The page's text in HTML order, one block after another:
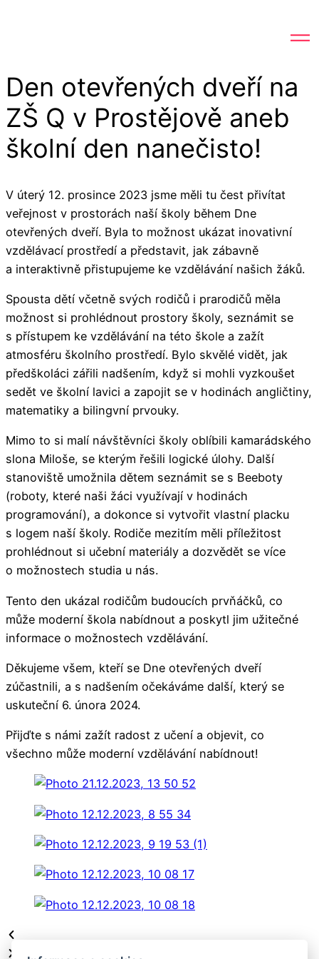
Den otevřených dveří na
ZŠ Q v Prostějově aneb
školní den nanečisto!
V úterý 12. prosince 2023 jsme měli tu čest přivítat
veřejnost v prostorách naší školy během Dne
otevřených dveří. Byla to možnost ukázat inovativní
vzdělávací prostředí a představit, jak zábavně
a interaktivně přistupujeme ke vzdělávání našich žáků.
Spousta dětí včetně svých rodičů i prarodičů měla
možnost si prohlédnout prostory školy, seznámit se
s přístupem ke vzdělávání na této škole a zažít
atmosféru školního prostředí. Bylo skvělé vidět, jak
předškoláci zářili nadšením, když si mohli vyzkoušet
sedět ve školní lavici a zapojit se v hodinách angličtiny,
matematiky a bilingvní prvouky.
Mimo to si malí návštěvníci školy oblíbili kamarádského
slona Miloše, se kterým řešili logické úlohy. Další
stanoviště umožnila dětem seznámit se s Beeboty
(roboty, které naši žáci využívají v hodinách
programování), a dokonce si vytvořit vlastní placku
s logem naší školy. Rodiče mezitím měli příležitost
prohlédnout si učební materiály a dozvědět se více
o možnostech studia u nás.
Tento den ukázal rodičům budoucích prvňáčků, co
může moderní škola nabídnout a poskytl jim užitečné
informace o možnostech vzdělávání.
Děkujeme všem, kteří se Dne otevřených dveří
zúčastnili, a s nadšením očekáváme další, který se
uskuteční 6. února 2024.
Přijďte s námi zažít radost z učení a objevit, co
všechno může moderní vzdělávání nabídnout!